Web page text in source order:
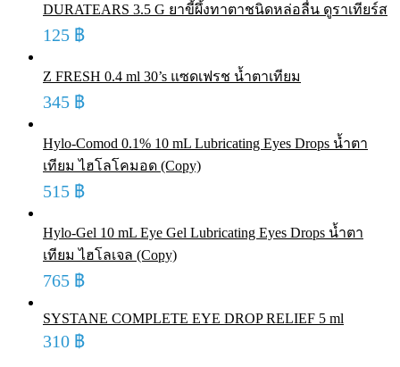
DURATEARS 3.5 G ยาขี้ผึ้งทาตาชนิดหล่อลื่น ดูราเทียร์ส
125 ฿
Z FRESH 0.4 ml 30’s แซดเฟรช น้ำตาเทียม
345 ฿
Hylo-Comod 0.1% 10 mL Lubricating Eyes Drops น้ำตา
เทียม ไฮโลโคมอด (Copy)
515 ฿
Hylo-Gel 10 mL Eye Gel Lubricating Eyes Drops น้ำตา
เทียม ไฮโลเจล (Copy)
765 ฿
SYSTANE COMPLETE EYE DROP RELIEF 5 ml
310 ฿